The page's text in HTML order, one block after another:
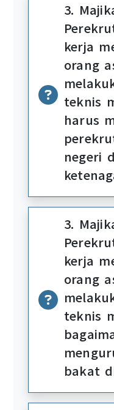
3.
kerja
orang
teknis
harus
negeri
3.
kerja
orang
teknis
bakat